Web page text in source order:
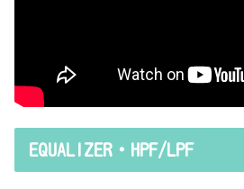
EQUALIZER・HPF/LPF